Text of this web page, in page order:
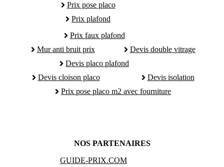
Prix pose placo
Prix plafond
Prix faux plafond
Mur anti bruit prix
Devis double vitrage
Devis placo plafond
Devis cloison placo
Devis isolation
Prix pose placo m2 avec fourniture
NOS PARTENAIRES
GUIDE-PRIX.COM